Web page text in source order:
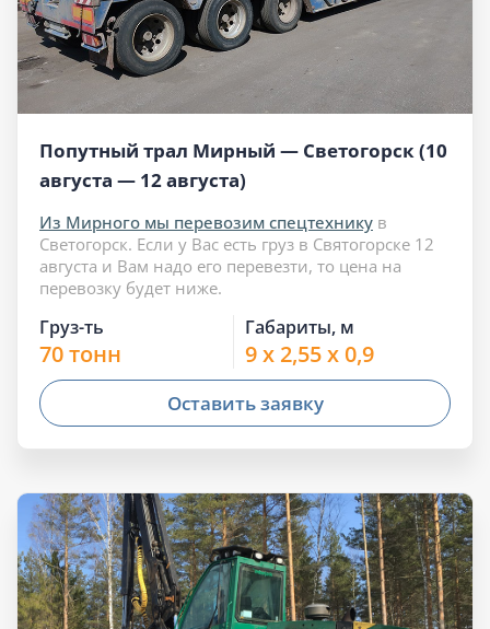
Попутный трал Мирный — Светогорск (10
августа — 12 августа)
Из Мирного мы перевозим спецтехнику в
Светогорск. Если у Вас есть груз в Святогорске 12
августа и Вам надо его перевезти, то цена на
перевозку будет ниже.
Груз-ть
70 тонн
Габариты, м
9 x 2,55 x 0,9
Оставить заявку